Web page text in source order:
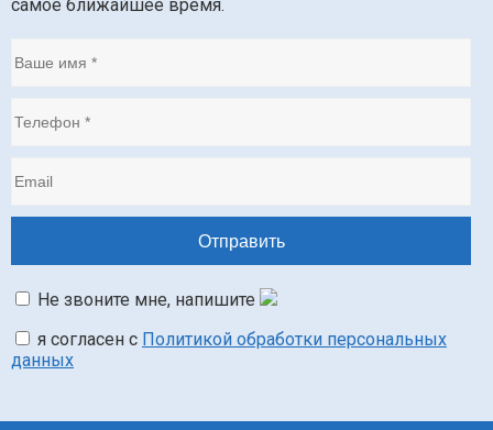
самое ближайшее время.
Не звоните мне, напишите
я согласен с Политикой обработки персональных
данных